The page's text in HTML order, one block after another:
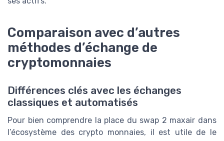
Comparaison avec d’autres
méthodes d’échange de
cryptomonnaies
Différences clés avec les échanges
classiques et automatisés
Pour bien comprendre la place du swap 2 maxair dans
l’écosystème des crypto monnaies, il est utile de le